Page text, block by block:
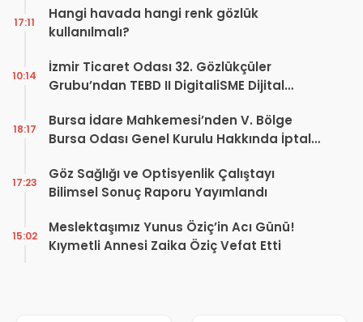
Hangi havada hangi renk gözlük
kullanılmalı?
17:11
İzmir Ticaret Odası 32. Gözlükçüler
Grubu’ndan TEBD II DigitaliSME Dijital
10:14
Bursa İdare Mahkemesi’nden V. Bölge
Bursa Odası Genel Kurulu Hakkında İptal
18:17
Göz Sağlığı ve Optisyenlik Çalıştayı
Bilimsel Sonuç Raporu Yayımlandı
17:23
Meslektaşımız Yunus Öziç’in Acı Günü!
Kıymetli Annesi Zaika Öziç Vefat Etti
15:02